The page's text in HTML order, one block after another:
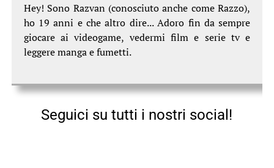
Hey! Sono Razvan (conosciuto anche come Razzo),
ho 19 anni e che altro dire... Adoro fin da sempre
giocare ai videogame, vedermi film e serie tv e
leggere manga e fumetti.
Seguici su tutti i nostri social!